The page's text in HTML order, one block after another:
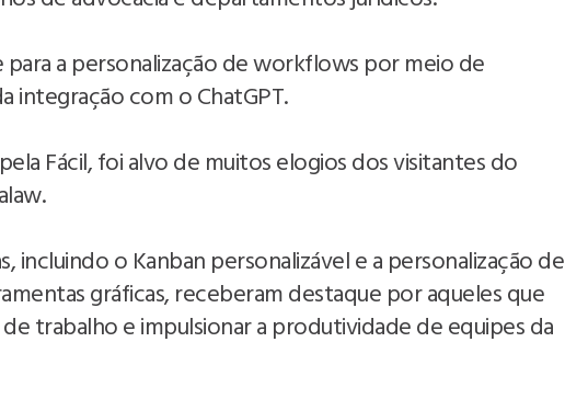
para a personalização de workflows por meio de
integração com o ChatGPT.
Fácil, foi alvo de muitos elogios dos visitantes do
incluindo o Kanban personalizável e a personalização de
gráficas, receberam destaque por aqueles que
trabalho e impulsionar a produtividade de equipes da